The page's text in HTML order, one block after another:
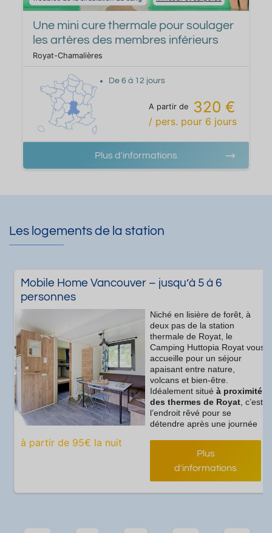
Une mini cure thermale pour soulager
les artères des membres inférieurs
Royat-Chamalières
De6 à 12 jours
A partir de 320 €
/ pers. pour 6 jours
Plus d'informations
Les logements de la station
Mobile Home Vancouver – jusqu’à 5 à 6
personnes
Niché en lisière de forêt, à
deux pas de la station
thermale de Royat, le
Camping Huttopia Royat vous
accueille pour un séjour
apaisant entre nature,
volcans et bien-être.
Idéalement situé à proximité
des thermes de Royat , c’est
l’endroit rêvé pour se
détendre après une journée
Installez-vous dans
un mobil-home lumineux et
tout confort
à partir de 95€ la nuit
Plus
d'informations